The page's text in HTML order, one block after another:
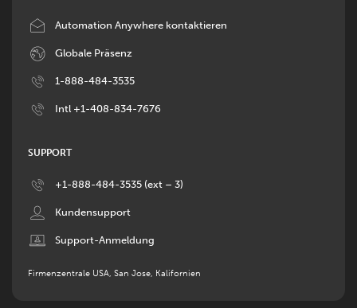
ImageAutomation Anywhere kontaktieren
ImageGlobale Präsenz
Image1-888-484-3535
ImageIntl +1-408-834-7676
SUPPORT
Image +1-888-484-3535 (ext – 3)
ImageKundensupport
ImageSupport-Anmeldung
Firmenzentrale USA, San Jose, Kalifornien